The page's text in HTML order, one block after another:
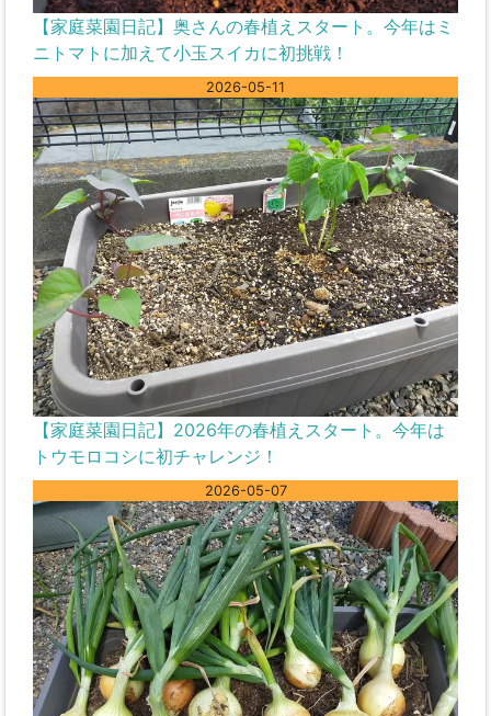
【家庭菜園日記】奥さんの春植えスタート。今年はミ
ニトマトに加えて小玉スイカに初挑戦！
2026-05-11
【家庭菜園日記】2026年の春植えスタート。今年は
トウモロコシに初チャレンジ！
2026-05-07